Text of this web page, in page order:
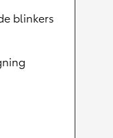
blinkers